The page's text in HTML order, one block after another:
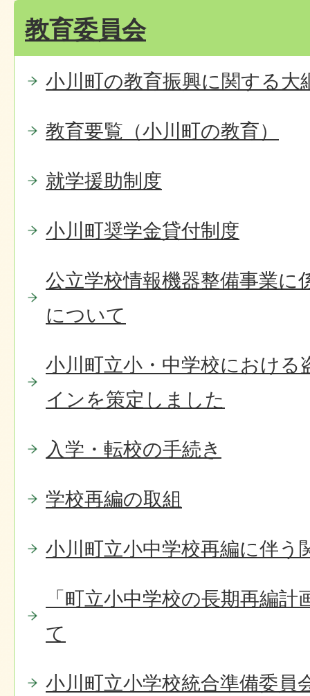
教育委員会
小川町の教育振興に関する大
教育要覧（小川町の教育）
就学援助制度
小川町奨学金貸付制度
公立学校情報機器整備事業に
について
小川町立小・中学校における
インを策定しました
入学・転校の手続き
学校再編の取組
小川町立小中学校再編に伴う
「町立小中学校の長期再編
て
小川町立小学校統合準備委員